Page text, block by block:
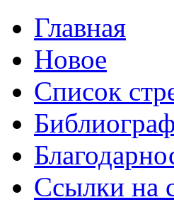
Главная
Новое
Список
Ссылки на